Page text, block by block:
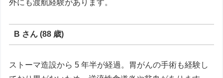
外にも渡航経験があります。
B さん (88 歳)
ストーマ造設から 5 年半が経過。胃がんの手術も経験し